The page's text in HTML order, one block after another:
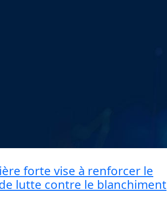
forte vise à renforcer le
lutte contre le blanchiment